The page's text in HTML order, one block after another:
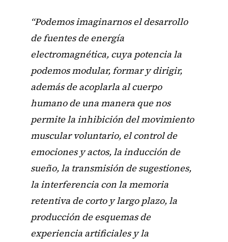
“Podemos imaginarnos el desarrollo
de fuentes de energía
electromagnética, cuya potencia la
podemos modular, formar y dirigir,
además de acoplarla al cuerpo
humano de una manera que nos
permite la inhibición del movimiento
muscular voluntario, el control de
emociones y actos, la inducción de
sueño, la transmisión de sugestiones,
la interferencia con la memoria
retentiva de corto y largo plazo, la
producción de esquemas de
experiencia artificiales y la